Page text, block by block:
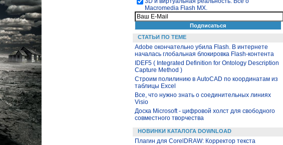
Macromedia Flash MX.
СТАТЬИ ПО ТЕМЕ
Adobe окончательно убила Flash. В интернете
началась глобальная блокировка Flash-контента
IDEF5 ( Integrated Definition for Ontology Description
Capture Method )
Строим полилинию в AutoCAD по координатам из
таблицы Excel
Все, что нужно знать о соединительных линиях
Visio
Доска Microsoft - цифровой холст для свободного
совместного творчества
НОВИНКИ КАТАЛОГА DOWNLOAD
Плагин для CorelDRAW: Корректор текста